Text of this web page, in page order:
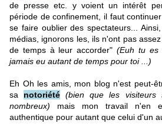
de presse etc. y voient un intérêt
période de confinement, il faut
se faire oublier des spectateurs...
médias, ignorons les, ils n'ont pas
de temps à leur accorder"(Euh tu es
jamais eu autant de temps pour toi ...)
Eh Oh les amis, mon blog n'est peut-
sa notoriété (bien que les
nombreux) mais mon travail n'en
authentique pour autant que celui d'un